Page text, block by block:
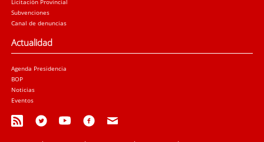
Licitación Provincial
Subvenciones
Canal de denuncias
Actualidad
Agenda Presidencia
BOP
Noticias
Eventos